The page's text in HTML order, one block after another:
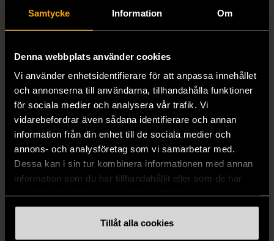
Samtycke Information Om
Denna webbplats använder cookies
Vi använder enhetsidentifierare för att anpassa innehållet
och annonserna till användarna, tillhandahålla funktioner
för sociala medier och analysera vår trafik. Vi
vidarebefordrar även sådana identifierare och annan
information från din enhet till de sociala medier och
annons- och analysföretag som vi samarbetar med.
Dessa kan i sin tur kombinera informationen med annan
information som du har tillhandahållit eller som de har
Tillåt alla cookies
volangklänning
99 kr
H&M
med resårmidja -
Salviagrön
129 kr